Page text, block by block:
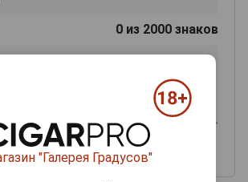
0 из 2000 знаков
"Галерея Градусов"